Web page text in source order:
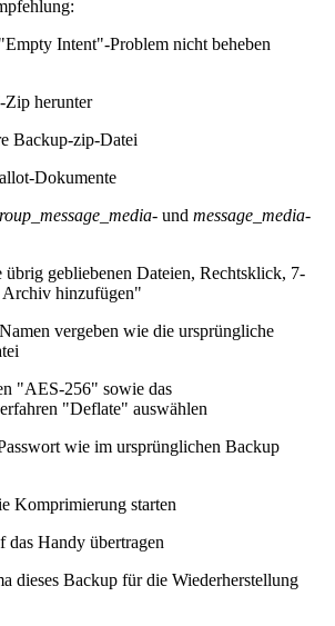
Intent"-Problem nicht beheben
Zip herunter
Backup-zip-Datei
Dokumente
- und message_media-
übrig gebliebenen Dateien, Rechtsklick, 7-
hinzufügen"
vergeben wie die ursprüngliche
"AES-256" sowie das
"Deflate" auswählen
wie im ursprünglichen Backup
Komprimierung starten
das Handy übertragen
dieses Backup für die Wiederherstellung